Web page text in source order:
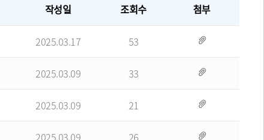
작성일 조회수 첨부
2025.03.17 53
2025.03.09 33
2025.03.09 21
2025.03.09 26